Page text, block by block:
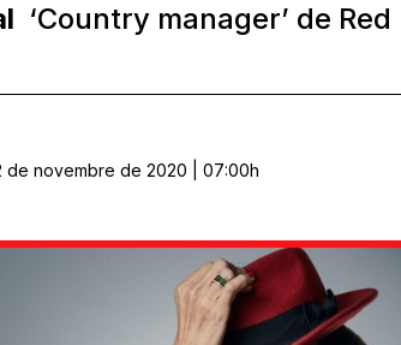
‘Country manager’ de
de novembre de 2020 | 07:00h